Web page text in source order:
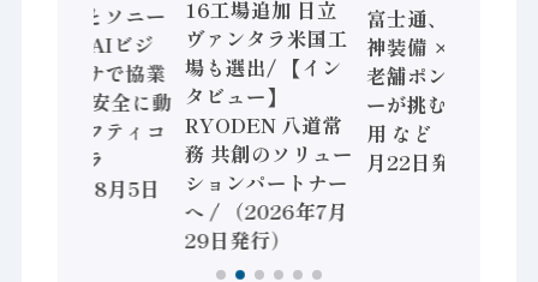
三菱電機とソニー
セミコン AIビジ
ョンセンサで協業
/ IDEC、安全に動
かすセーフティコ
ントローラ
（2026年8月5日
16工場追加 日立
ヴァンタラ米国工
場も選出/ 【イン
タビュー】
RYODEN 八道常
務 共創のソリュー
ションパートナー
へ / （2026年7月
29日発行）
富士通、日立 / 兵
神装備 × HMS、
老舗ポンプメーカ
ーが挑むデータ活
用 など（2026年7
月22日発行）